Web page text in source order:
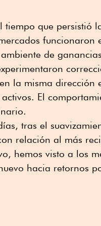
tiempo que persistió
funcionaron
de
la misma dirección
El
tras el
relación al más
hemos visto a los
hacia retornos